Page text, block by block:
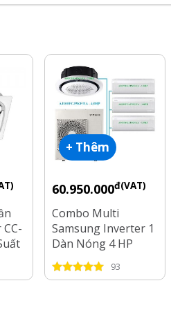
+ Thêm
60.950.000đ(VAT)
Combo Multi
Samsung Inverter 1
Dàn Nóng 4 HP
AJ100FCJ5KF/EA + 4
Dàn Lạnh 1 HP - 2
93